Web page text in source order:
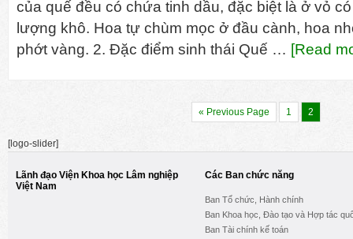
của quế đều có chứa tinh dầu, đặc biệt là ở vỏ
lượng khô. Hoa tự chùm mọc ở đầu cành, hoa
phớt vàng. 2. Đặc điểm sinh thái Quế … [Read
« Previous Page 1 2
[logo-slider]
Lãnh đạo Viện Khoa học Lâm nghiệp
Việt Nam
Các Ban chức năng
Ban Tổ chức, Hành chính
Ban Khoa học, Đào tạo và Hợp tác
Ban Tài chính kế toán